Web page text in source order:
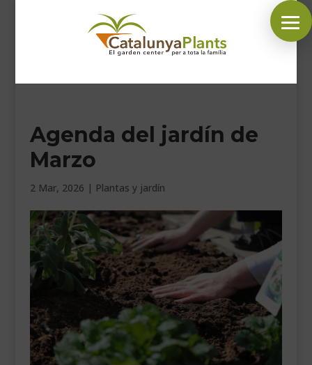
SÍGUENOS EN:
INICIO
PLANTAS
DECORACIÓN
HORARIO GARDEN
CONTACTAR
___________________________
VEURE EN CATALÀ
Agenda del jardín de
Marzo
2 Mar, 2026 | Plantas y jardín